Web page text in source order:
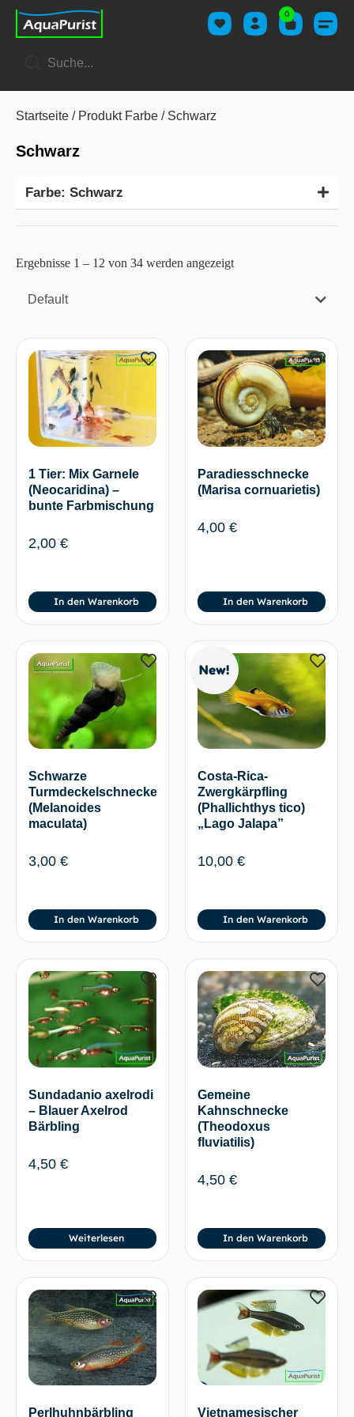
0
Startseite / Produkt Farbe / Schwarz
Schwarz
Farbe: Schwarz
Ergebnisse 1 – 12 von 34 werden angezeigt
Default
1 Tier: Mix Garnele
(Neocaridina) –
bunte Farbmischung
2,00 €
In den Warenkorb
Paradiesschnecke
(Marisa cornuarietis)
4,00 €
In den Warenkorb
Schwarze
Turmdeckelschnecke
(Melanoides
maculata)
3,00 €
In den Warenkorb
New!
Costa-Rica-
Zwergkärpfling
(Phallichthys tico)
„Lago Jalapa”
10,00 €
In den Warenkorb
Sundadanio axelrodi
– Blauer Axelrod
Bärbling
4,50 €
Weiterlesen
Gemeine
Kahnschnecke
(Theodoxus
fluviatilis)
4,50 €
In den Warenkorb
Perlhuhnbärbling Vietnamesischer